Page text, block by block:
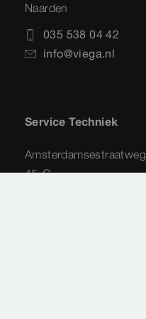
Naarden
035 538 04 42
info@viega.nl
Service Techniek
Amsterdamsestraatweg
45-G